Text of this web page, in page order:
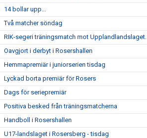
14 bollar upp...
Två matcher söndag
RIK-segeri träningsmatch mot Upplandlandslaget.
Oavgjort i derbyt i Rosershallen
Hemmapremiär i juniorserien tisdag
Lyckad borta premiär för Rosers
Dags för seriepremiär
Positiva besked från träningsmatcherna
Handboll i Rosershallen
U17-landslaget i Rosersberg - tisdag